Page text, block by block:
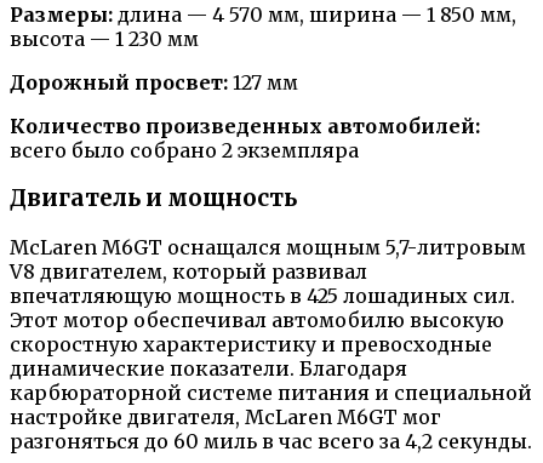
Размеры: длина — 4 570 мм, ширина — 1 850 мм,
высота — 1 230 мм
Дорожный просвет: 127 мм
Количество произведенных автомобилей:
всего было собрано 2 экземпляра
Двигатель и мощность
McLaren M6GT оснащался мощным 5,7-литровым
V8 двигателем, который развивал
впечатляющую мощность в 425 лошадиных сил.
Этот мотор обеспечивал автомобилю высокую
скоростную характеристику и превосходные
динамические показатели. Благодаря
карбюраторной системе питания и специальной
настройке двигателя, McLaren M6GT мог
разгоняться до 60 миль в час всего за 4,2 секунды.